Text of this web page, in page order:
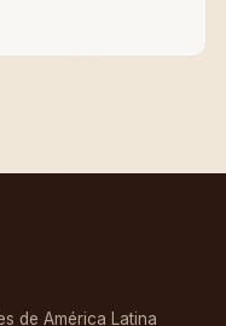
de América Latina